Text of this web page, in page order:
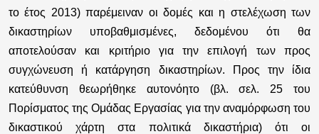
το έτος 2013) παρέμειναν οι δομές και η στελέχωση των
δικαστηρίων υποβαθμισμένες, δεδομένου ότι θα
αποτελούσαν και κριτήριο για την επιλογή των προς
συγχώνευση ή κατάργηση δικαστηρίων. Προς την ίδια
κατεύθυνση θεωρήθηκε αυτονόητο (βλ. σελ. 25 του
Πορίσματος της Ομάδας Εργασίας για την αναμόρφωση του
δικαστικού χάρτη στα πολιτικά δικαστήρια) ότι οι